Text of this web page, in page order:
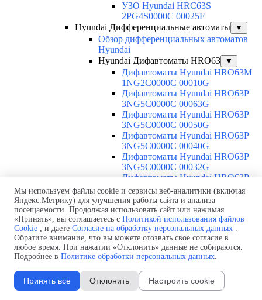
УЗО Hyundai HRC63S
2PG4S0000C 00025F
Hyundai Дифференциальные автоматы
▼
Обзор дифференциальных автоматов
Hyundai
Hyundai Дифавтоматы HRO63
▼
Дифавтоматы Hyundai HRO63M
1NG2C0000C 00010G
Дифавтоматы Hyundai HRO63P
3NG5C0000C 00063G
Дифавтоматы Hyundai HRO63P
3NG5C0000C 00050G
Дифавтоматы Hyundai HRO63P
3NG5C0000C 00040G
Дифавтоматы Hyundai HRO63P
3NG5C0000C 00032G
Дифавтоматы Hyundai HRO63P
3NG5C0000C 00025G
Дифавтоматы Hyundai HRO63P
3NG5C0000C 00020G
Дифавтоматы Hyundai HRO63P
3NG5C0000C 00016G
Дифавтоматы Hyundai HRO63P
3NG5C0000C 00010G
Дифавтоматы Hyundai HRO63P
3NG5C0000C 00006G
Дифавтоматы Hyundai HRO63P
3NG4C0000C 00063G
Мы используем файлы cookie и сервисы веб-аналитики (включая
Яндекс.Метрику) для улучшения работы сайта и анализа
посещаемости. Продолжая использовать сайт или нажимая
«Принять», вы соглашаетесь с Политикой использования файлов
Cookie , и даете Согласие на обработку персональных данных .
Обратите внимание, что вы можете отозвать свое согласие в
любое время. При нажатии «Отклонить» данные не собираются.
Подробнее в Политике обработки персональных данных.
Принять все Отклонить Настроить cookie